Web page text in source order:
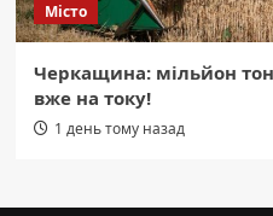
Місто
Черкащина: мільйон
вже на току!
1 день тому назад